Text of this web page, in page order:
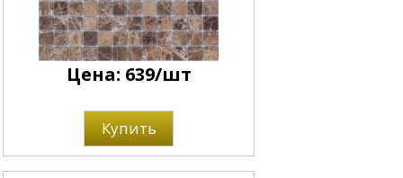
Цена: 639/шт
Купить